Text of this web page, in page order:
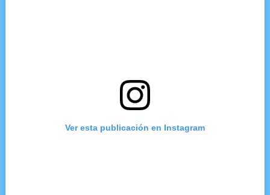
Ver esta publicación en Instagram